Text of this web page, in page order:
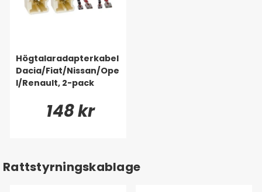
Högtalaradapterkabel
Dacia/Fiat/Nissan/Ope
l/Renault, 2-pack
148 kr
Rattstyrningskablage